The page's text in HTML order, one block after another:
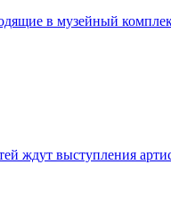
в музейный
ждут выступления